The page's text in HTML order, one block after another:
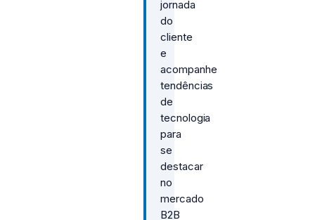
jornada
do
cliente
e
acompanhe
tendências
de
tecnologia
para
se
destacar
no
mercado
B2B